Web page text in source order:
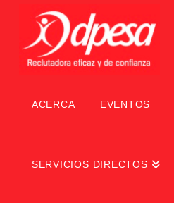
ACERCA EVENTOS
SERVICIOS DIRECTOS